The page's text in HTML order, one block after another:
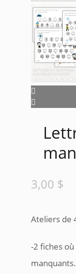
3,00 $
Ateliers de
-2 fiches
manquants.